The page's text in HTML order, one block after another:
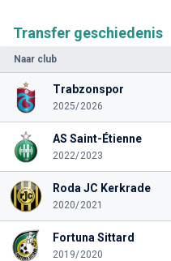
Transfer geschiedenis
Naar club
Trabzonspor
2025/2026
AS Saint-Étienne
2022/2023
Roda JC Kerkrade
2020/2021
Fortuna Sittard
2019/2020